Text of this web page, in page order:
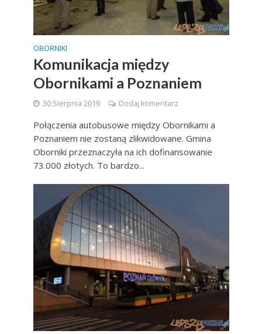
OBORNIKI
Komunikacja między
Obornikami a Poznaniem
30 Sierpnia 2019 Dodaj komentarz
Połączenia autobusowe między Obornikami a
Poznaniem nie zostaną zlikwidowane. Gmina
Oborniki przeznaczyła na ich dofinansowanie
73.000 złotych. To bardzo...